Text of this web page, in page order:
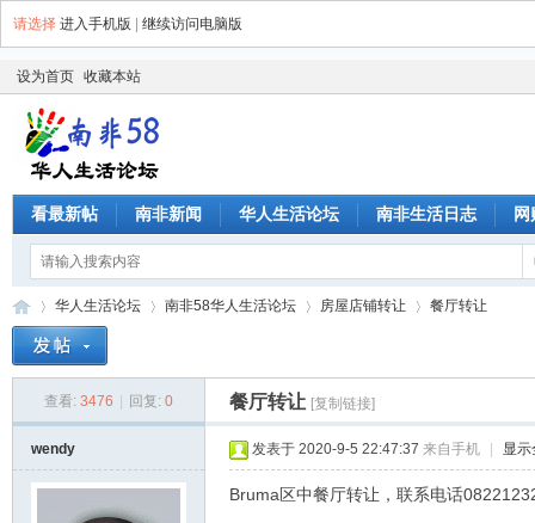
请选择 进入手机版 继续访问电脑版
设为首页 收藏本站
看最新帖 南非新闻 华人生活论坛 南非生活日志 网
华人生活论坛
›
南非58华人生活论坛
›
房屋店铺转让 餐厅转让
查看: 3476 回复: 0 餐厅转让 [复制链接]
wendy 发表于 2020-9-5 22:47:37 来自手机 显示
Bruma区中餐厅转让，联系电话